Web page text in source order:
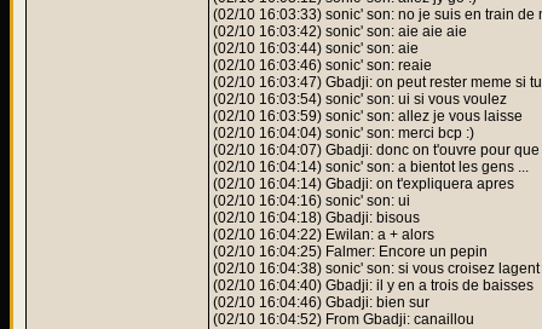
(02/10 16:03:33) sonic' son: no je suis en train
(02/10 16:03:42) sonic' son: aie aie aie
(02/10 16:03:44) sonic' son: aie
(02/10 16:03:46) sonic' son: reaie
(02/10 16:03:47) Gbadji: on peut rester meme si
(02/10 16:03:54) sonic' son: ui si vous voulez
(02/10 16:03:59) sonic' son: allez je vous laisse
(02/10 16:04:04) sonic' son: merci bcp :)
(02/10 16:04:07) Gbadji: donc on t'ouvre pour
(02/10 16:04:14) sonic' son: a bientot les gens ...
(02/10 16:04:14) Gbadji: on t'expliquera apres
(02/10 16:04:16) sonic' son: ui
(02/10 16:04:18) Gbadji: bisous
(02/10 16:04:22) Ewilan: a + alors
(02/10 16:04:25) Falmer: Encore un pepin
(02/10 16:04:38) sonic' son: si vous croisez
(02/10 16:04:40) Gbadji: il y en a trois de baisses
(02/10 16:04:46) Gbadji: bien sur
(02/10 16:04:52) From Gbadji: canaillou